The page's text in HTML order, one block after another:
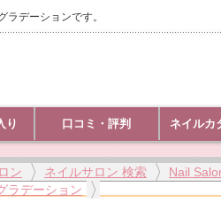
デーションです。
り 口コミ・評判 ネイルカ
ン ネイルサロン 検索 Nail
ラデーション